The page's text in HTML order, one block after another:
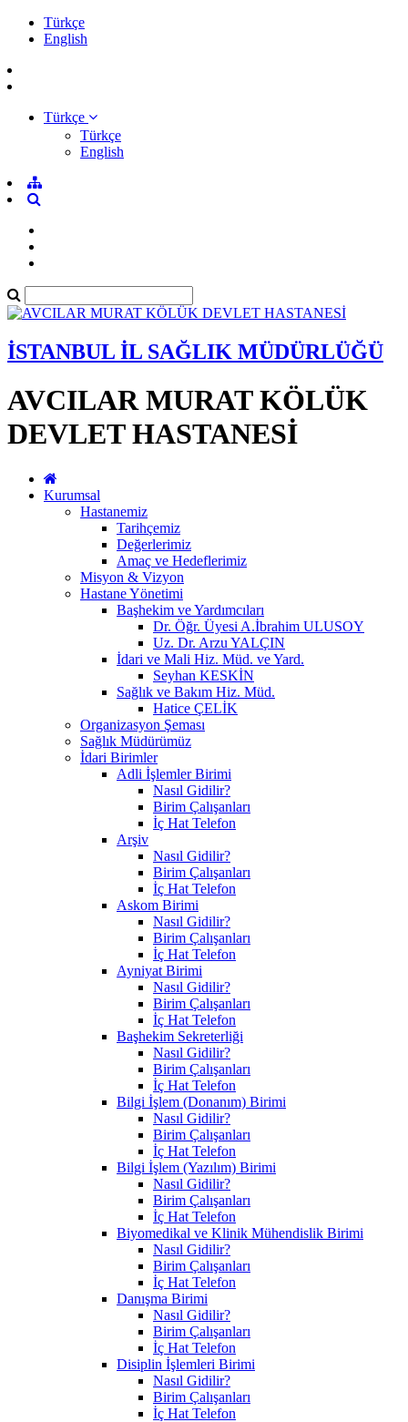
Türkçe
English
Türkçe
Türkçe
English
İSTANBUL İL SAĞLIK MÜDÜRLÜĞÜ
AVCILAR MURAT KÖLÜK
DEVLET HASTANESİ
Kurumsal
Hastanemiz
Tarihçemiz
Değerlerimiz
Amaç ve Hedeflerimiz
Misyon & Vizyon
Hastane Yönetimi
Başhekim ve Yardımcıları
Dr. Öğr. Üyesi A.İbrahim ULUSOY
Uz. Dr. Arzu YALÇIN
İdari ve Mali Hiz. Müd. ve Yard.
Seyhan KESKİN
Sağlık ve Bakım Hiz. Müd.
Hatice ÇELİK
Organizasyon Şeması
Sağlık Müdürümüz
İdari Birimler
Adli İşlemler Birimi
Nasıl Gidilir?
Birim Çalışanları
İç Hat Telefon
Arşiv
Nasıl Gidilir?
Birim Çalışanları
İç Hat Telefon
Askom Birimi
Nasıl Gidilir?
Birim Çalışanları
İç Hat Telefon
Ayniyat Birimi
Nasıl Gidilir?
Birim Çalışanları
İç Hat Telefon
Başhekim Sekreterliği
Nasıl Gidilir?
Birim Çalışanları
İç Hat Telefon
Bilgi İşlem (Donanım) Birimi
Nasıl Gidilir?
Birim Çalışanları
İç Hat Telefon
Bilgi İşlem (Yazılım) Birimi
Nasıl Gidilir?
Birim Çalışanları
İç Hat Telefon
Biyomedikal ve Klinik Mühendislik Birimi
Nasıl Gidilir?
Birim Çalışanları
İç Hat Telefon
Danışma Birimi
Nasıl Gidilir?
Birim Çalışanları
İç Hat Telefon
Disiplin İşlemleri Birimi
Nasıl Gidilir?
Birim Çalışanları
İç Hat Telefon